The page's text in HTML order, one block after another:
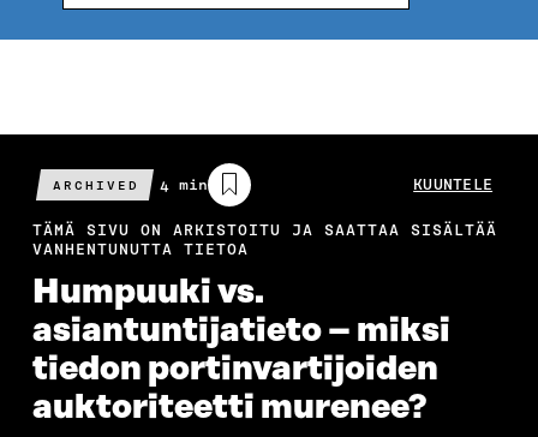
ARCHIVED
Arvioitu
lukuaika
4 min KUUNTELE
TÄMÄ SIVU ON ARKISTOITU JA SAATTAA SISÄLTÄÄ
VANHENTUNUTTA TIETOA
Humpuuki vs.
asiantuntijatieto – miksi
tiedon portinvartijoiden
auktoriteetti murenee?